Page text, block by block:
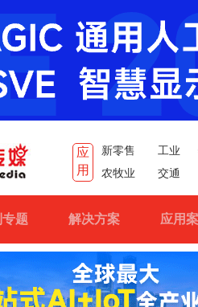
应
用
新零售 工业
农牧业
交通
专题 解决方案 应用